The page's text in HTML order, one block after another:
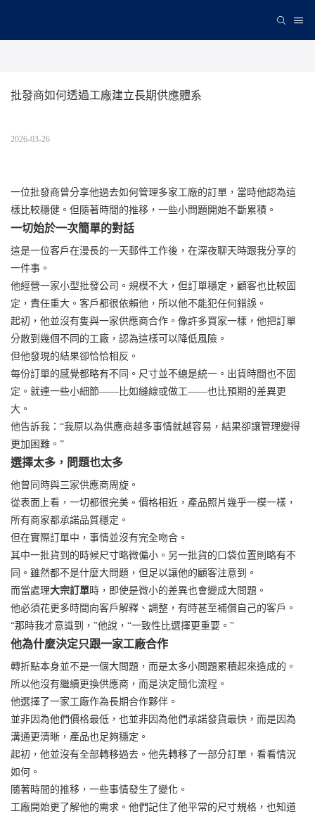
批發商如何透過工廠建立長期供應體系
2026-03-26
一位批發商曾分享他過去如何管理多家工廠的訂單，當時他認為這
樣比較穩健。但隨著時間的推移，一些小問題開始不斷累積。
一切始於一次簡單的對話
這是一位客戶在漫長的一天郵件工作後，在深夜聊天時跟我分享的
一件事。
他經營一家小型批發公司。規模不大，但訂單穩定，顧客也比較固
定，責任重大。客戶都很依賴他，所以他不能犯任何錯誤。
起初，他並沒有隻與一家供應商合作。像許多買家一樣，他把訂單
分散到幾個不同的工廠，認為這樣可以降低風險。
但他發現的結果卻恰恰相反。
每份訂單的感覺都略有不同。尺寸並不總是統一。出貨時間也不固
定。就連一些小細節——比如縫線或做工——也比預期的差異更
大。
他告訴我：“我原以為供應商越多事情就越容易，結果卻讓管理變得
更加困難。”
選擇太多，問題也太多
他曾同時與三家供應商周旋。
從表面上看，一切都很完美。價格相近，產品照片幾乎一模一樣，
所有商家都承諾品質穩定。
但在實際訂單中，事情並沒有完全吻合。
其中一批貨到的時候尺寸略微偏小。另一批貨的口袋位置則略有不
同。雖然都不是什麼大問題，但足以讓他的顧客注意到。
而當處理大宗訂單時，即使是微小的差異也會變成大問題。
他必須花更多時間向客戶解釋、調整，有時甚至補償自己的客戶。
“那時我才意識到，”他說，“一致性比選擇更重要。”
他為什麼決定只跟一家工廠合作
轉折點本身並不是一個大問題，而是太多小問題累積起來造成的。
所以他沒有繼續更換供應商，而是決定簡化流程。
他選擇了一家工廠作為長期合作夥伴。
並非因為他們價格最低，也並非因為他們承諾發貨最快，而是因為
溝通更清晰，產品也足夠穩定。
起初，他並沒有全部轉移過去。他先轉移了一部分訂單，看看情況
如何。
隨著時間的推移，一些事情發生了變化。
工廠開始更了解他的需求。他們記住了他平常的尺寸規格，也知道